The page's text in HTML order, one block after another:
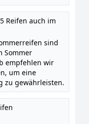
Reifen auch im
sind
Sommer
empfehlen wir
um eine
zu gewährleisten.